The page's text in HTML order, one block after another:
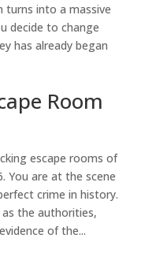
turns into a massive
decide to change
has already began
Room
escape rooms of
You are at the scene
crime in history.
the authorities,
of the...